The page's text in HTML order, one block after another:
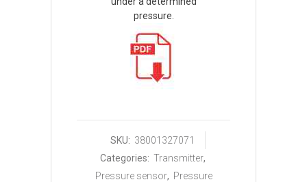
pressure.
SKU: 38001327071
Categories: Transmitter,
Pressure sensor, Pressure